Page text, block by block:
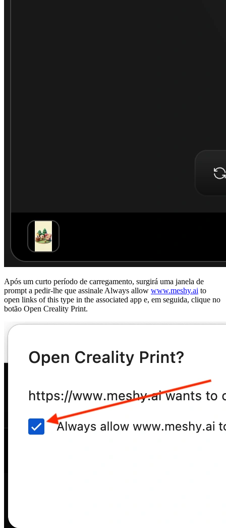
Após um curto período de carregamento, surgirá uma janela de
prompt a pedir-lhe que assinale Always allow www.meshy.ai to
open links of this type in the associated app e, em seguida, clique no
botão Open Creality Print.